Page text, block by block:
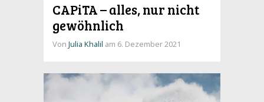
CAPiTA – alles, nur nicht
gewöhnlich
Von Julia Khalil am 6. Dezember 2021